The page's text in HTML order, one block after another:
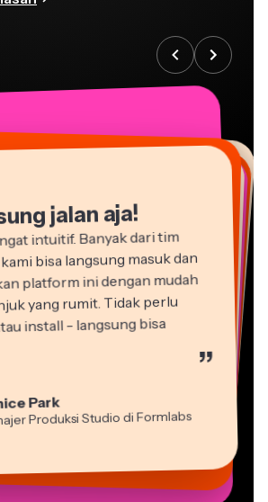
jalan aja!
intuitif. Banyak dari tim
bisa langsung masuk dan
platform ini dengan mudah
yang rumit. Tidak perlu
install - langsung bisa
”
Produksi Studio di Formlabs
Darby
di MOXIE Nashville
Taleck
Papagapiou
Pengelola di EPATHLON
lee Farla
Peng
Konten
Rae
Rawlings
Segovia
Freelance Virtual